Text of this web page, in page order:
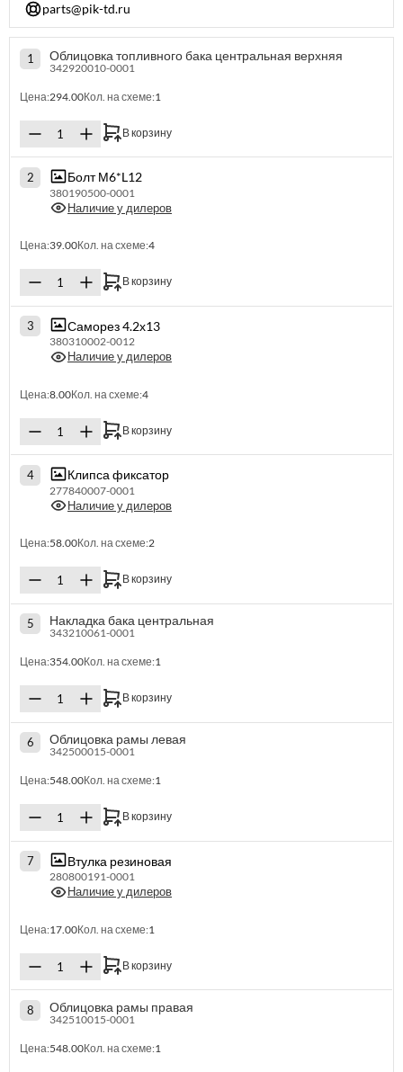
parts@pik-td.ru
1 Облицовка топливного бака центральная верхняя
342920010-0001
Цена:294.00Кол. на схеме:1
В корзину
2 Болт М6*L12
380190500-0001
Наличие у дилеров
Цена:39.00Кол. на схеме:4
В корзину
3 Саморез 4.2х13
380310002-0012
Наличие у дилеров
Цена:8.00Кол. на схеме:4
В корзину
4 Клипса фиксатор
277840007-0001
Наличие у дилеров
Цена:58.00Кол. на схеме:2
В корзину
5 Накладка бака центральная
343210061-0001
Цена:354.00Кол. на схеме:1
В корзину
6 Облицовка рамы левая
342500015-0001
Цена:548.00Кол. на схеме:1
В корзину
7 Втулка резиновая
280800191-0001
Наличие у дилеров
Цена:17.00Кол. на схеме:1
В корзину
8 Облицовка рамы правая
342510015-0001
Цена:548.00Кол. на схеме:1